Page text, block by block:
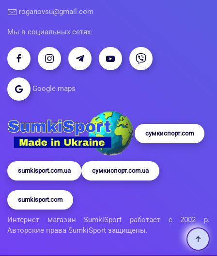
roganovsu@gmail.com
Мы в социальных сетях:
Google maps
сумкиспорт.com
sumkisport.com.ua сумкиспорт.com.ua
sumkisport.com
Интернет магазин SumkiSport работает с 2002 р.
Авторские права SumkiSport защищены.